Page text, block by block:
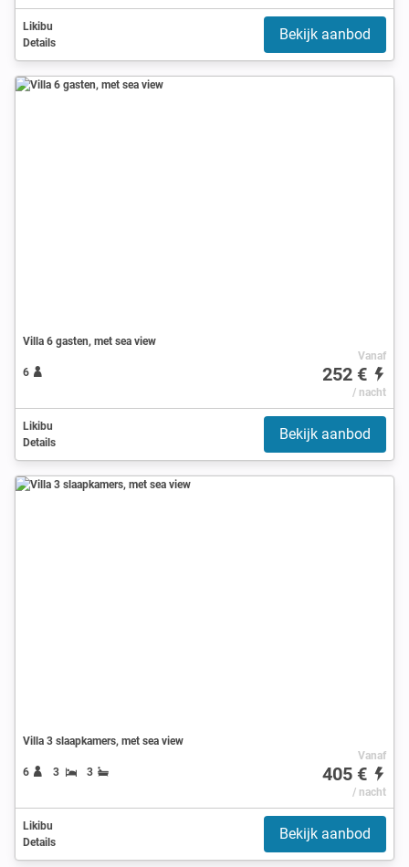
Likibu
Details
Bekijk aanbod
Villa 6 gasten, met sea view
6
Vanaf
252 €
/ nacht
Likibu
Details
Bekijk aanbod
Villa 3 slaapkamers, met sea view
6 3 3
Vanaf
405 €
/ nacht
Likibu
Details
Bekijk aanbod